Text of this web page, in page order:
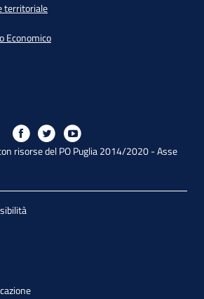
territoriale
Economico
risorse del PO Puglia 2014/2020 - Asse